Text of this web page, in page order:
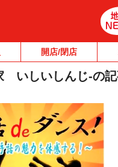
開店/閉店
いしいしんじ-の記